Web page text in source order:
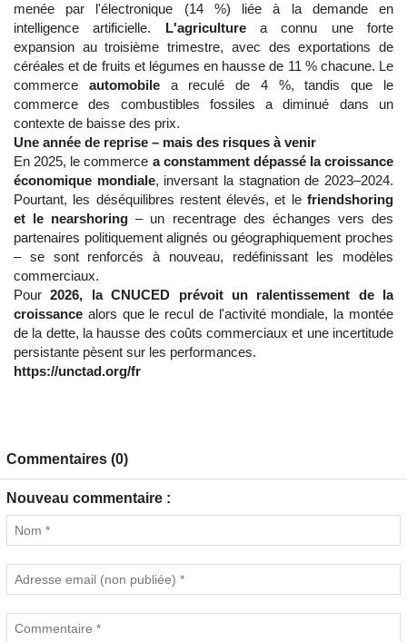
menée par l'électronique (14 %) liée à la demande en
intelligence artificielle. L'agriculturea connu une forte
expansion au troisième trimestre, avec des exportations de
céréales et de fruits et légumes en hausse de 11 % chacune. Le
commerce automobilea reculé de 4 %, tandis que le
commerce des combustibles fossiles a diminué dans un
contexte de baisse des prix.
Une année de reprise – mais des risques à venir
En 2025, le commerce a constamment dépassé la croissance
économique mondiale, inversant la stagnation de 2023–2024.
Pourtant, les déséquilibres restent élevés, et le friendshoring
et le nearshoring – un recentrage des échanges vers des
partenaires politiquement alignés ou géographiquement proches
– se sont renforcés à nouveau, redéfinissant les modèles
commerciaux.
Pour2026, la CNUCED prévoit un ralentissement de la
croissance alors que le recul de l'activité mondiale, la montée
de la dette, la hausse des coûts commerciaux et une incertitude
persistante pèsent sur les performances.
https://unctad.org/fr
Commentaires (0)
Nouveau commentaire :